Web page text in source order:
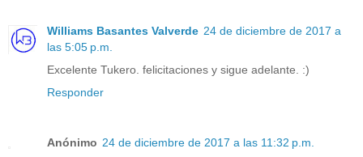
Williams Basantes Valverde 24 de diciembre de 2017 a
las 5:05 p.m.
Excelente Tukero. felicitaciones y sigue adelante. :)
Responder
Anónimo 24 de diciembre de 2017 a las 11:32 p.m.